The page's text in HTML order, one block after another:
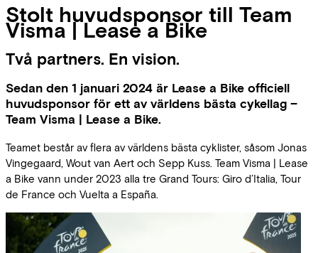
Stolt huvudsponsor till Team
Visma | Lease a Bike
Två partners. En vision.
Sedan den 1 januari 2024 är Lease a Bike officiell
huvudsponsor för ett av världens bästa cykellag –
Team Visma | Lease a Bike.
Teamet består av flera av världens bästa cyklister, såsom Jonas
Vingegaard, Wout van Aert och Sepp Kuss. Team Visma | Lease
a Bike vann under 2023 alla tre Grand Tours: Giro d’Italia, Tour
de France och Vuelta a España.